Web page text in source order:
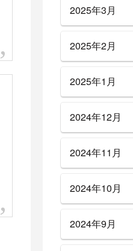
2025年3月
2025年2月
2025年1月
2024年12月
2024年11月
2024年10月
2024年9月